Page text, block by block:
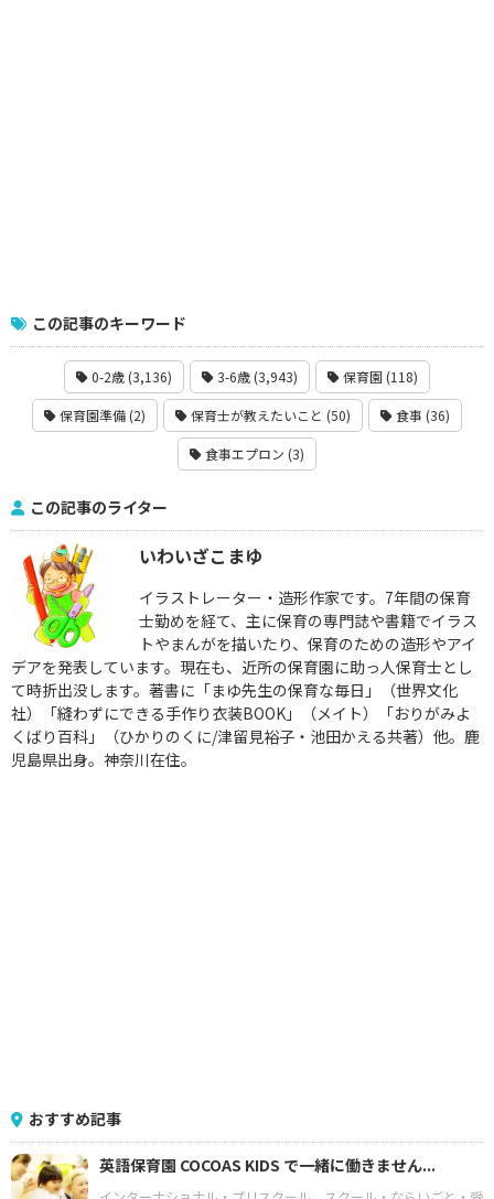
この記事のキーワード
0-2歳 (3,136) 3-6歳 (3,943) 保育園 (118)
保育園準備 (2) 保育士が教えたいこと (50) 食事 (36)
食事エプロン (3)
この記事のライター
いわいざこまゆ
イラストレーター・造形作家です。7年間の保育
士勤めを経て、主に保育の専門誌や書籍でイラス
トやまんがを描いたり、保育のための造形やアイ
デアを発表しています。現在も、近所の保育園に助っ人保育士とし
て時折出没します。著書に「まゆ先生の保育な毎日」（世界文化
社）「縫わずにできる手作り衣装BOOK」（メイト）「おりがみよ
くばり百科」（ひかりのくに/津留見裕子・池田かえる共著）他。鹿
児島県出身。神奈川在住。
おすすめ記事
英語保育園 COCOAS KIDS で一緒に働きません...